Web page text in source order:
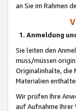
an Sie im Rahmen
1. Anmeldung
Sie leiten den
muss/müssen
Originalinhalte, die
Materialien
Wir prüfen Ihre
auf Aufnahme